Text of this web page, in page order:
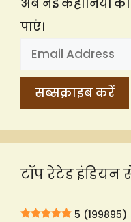
पाएं।
टॉप रेटेड इंडियन
5 (199895)